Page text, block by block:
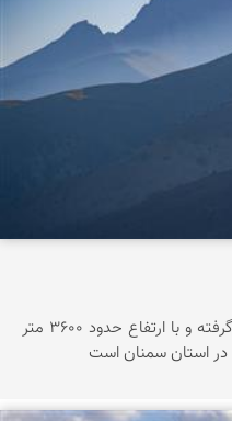
قدمگاه قله در غرب البرز شرقی قرار گرفته و با ارتفاع حدود ۳۶0۰ متر
استان سمنان است